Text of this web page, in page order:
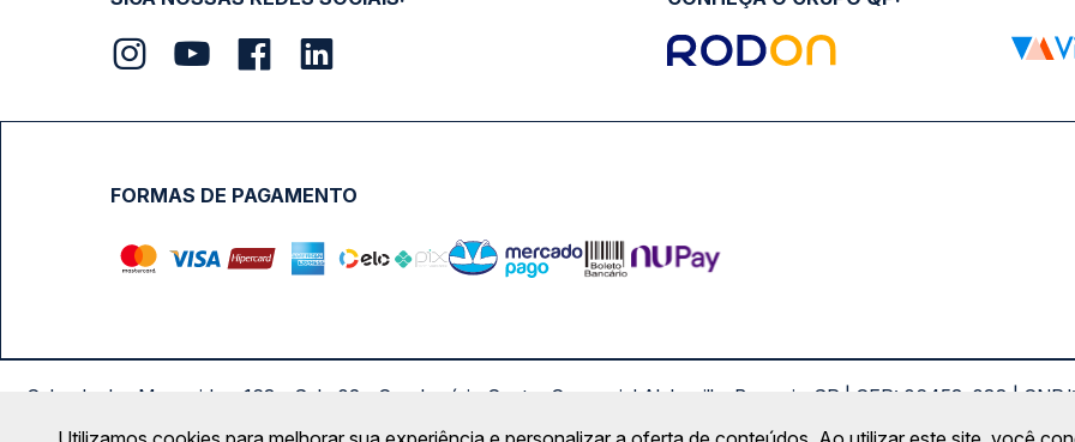
FORMAS DE PAGAMENTO
Calçada das Margaridas, 163 - Sala 02 - Condomínio Centro Comercial Alphaville, Barueri - SP | CEP: 06453-038 |
Copyright 2026 © QueroPassagem.com.br